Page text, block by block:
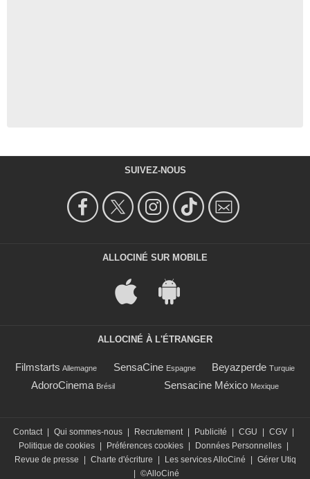
SUIVEZ-NOUS
ALLOCINÉ SUR MOBILE
ALLOCINÉ À L'ÉTRANGER
Filmstarts Allemagne SensaCine Espagne Beyazperde Turquie
AdoroCinema Brésil Sensacine México Mexique
Contact | Qui sommes-nous | Recrutement | Publicité | CGU | CGV |
Politique de cookies | Préférences cookies | Données Personnelles |
Revue de presse
| Charte d'écriture | Les services AlloCiné | Gérer Utiq
| ©AlloCiné